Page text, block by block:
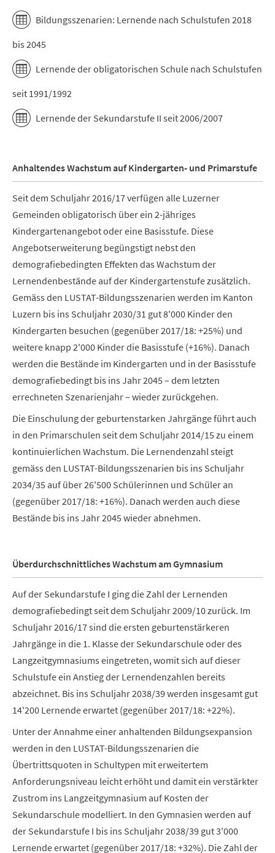
Bildungsszenarien: Lernende nach Schulstufen 2018
bis 2045
Lernende der obligatorischen Schule nach Schulstufen
seit 1991/1992
Lernende der Sekundarstufe II seit 2006/2007
Anhaltendes Wachstum auf Kindergarten- und Primarstufe
Seit dem Schuljahr 2016/17 verfügen alle Luzerner
Gemeinden obligatorisch über ein 2-jähriges
Kindergartenangebot oder eine Basisstufe. Diese
Angebotserweiterung begüngstigt nebst den
demografiebedingten Effekten das Wachstum der
Lernendenbestände auf der Kindergartenstufe zusätzlich.
Gemäss den LUSTAT-Bildungsszenarien werden im Kanton
Luzern bis ins Schuljahr 2030/31 gut 8'000 Kinder den
Kindergarten besuchen (gegenüber 2017/18: +25%) und
weitere knapp 2'000 Kinder die Basisstufe (+16%). Danach
werden die Bestände im Kindergarten und in der Basisstufe
demografiebedingt bis ins Jahr 2045 – dem letzten
errechneten Szenarienjahr – wieder zurückgehen.
Die Einschulung der geburtenstarken Jahrgänge führt auch
in den Primarschulen seit dem Schuljahr 2014/15 zu einem
kontinuierlichen Wachstum. Die Lernendenzahl steigt
gemäss den LUSTAT-Bildungsszenarien bis ins Schuljahr
2034/35 auf über 26'500 Schülerinnen und Schüler an
(gegenüber 2017/18: +16%). Danach werden auch diese
Bestände bis ins Jahr 2045 wieder abnehmen.
Überdurchschnittliches Wachstum am Gymnasium
Auf der Sekundarstufe I ging die Zahl der Lernenden
demografiebedingt seit dem Schuljahr 2009/10 zurück. Im
Schuljahr 2016/17 sind die ersten geburtenstärkeren
Jahrgänge in die 1. Klasse der Sekundarschule oder des
Langzeitgymnasiums eingetreten, womit sich auf dieser
Schulstufe ein Anstieg der Lernendenzahlen bereits
abzeichnet. Bis ins Schuljahr 2038/39 werden insgesamt gut
14'200 Lernende erwartet (gegenüber 2017/18: +22%).
Unter der Annahme einer anhaltenden Bildungsexpansion
werden in den LUSTAT-Bildungsszenarien die
Übertrittsquoten in Schultypen mit erweitertem
Anforderungsniveau leicht erhöht und damit ein verstärkter
Zustrom ins Langzeitgymnasium auf Kosten der
Sekundarschule modelliert. In den Gymnasien werden auf
der Sekundarstufe I bis ins Schuljahr 2038/39 gut 3'000
Lernende erwartet (gegenüber 2017/18: +32%). Die Zahl der